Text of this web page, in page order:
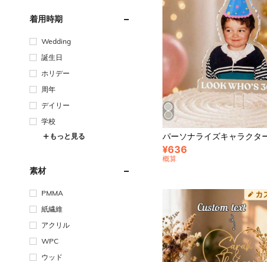
着用時期
Wedding
誕生日
ホリデー
周年
デイリー
学校
もっと見る
素材
PMMA
紙繊維
アクリル
WPC
ウッド
¥636
概算